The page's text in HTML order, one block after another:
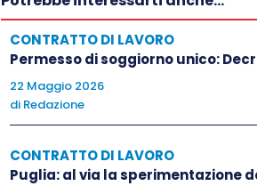
agenzia e lavoratore, ma anche per
sono strettamente collegati e la
al superamento dei 24 mesi
stesso utilizzatore e per le stesse
che la mancata impugnazione di
CONTRATTO DI LAVORO
Permesso di soggiorno unico:
22 Maggio 2026
di Redazione
CONTRATTO DI LAVORO
Puglia: al via la sperimentazione